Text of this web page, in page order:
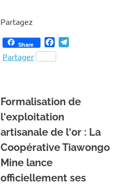
Partagez
Share Facebook
Partager
Formalisation de
l‘exploitation
artisanale de l‘or : La
Coopérative Tiawongo
Mine lance
officiellement ses